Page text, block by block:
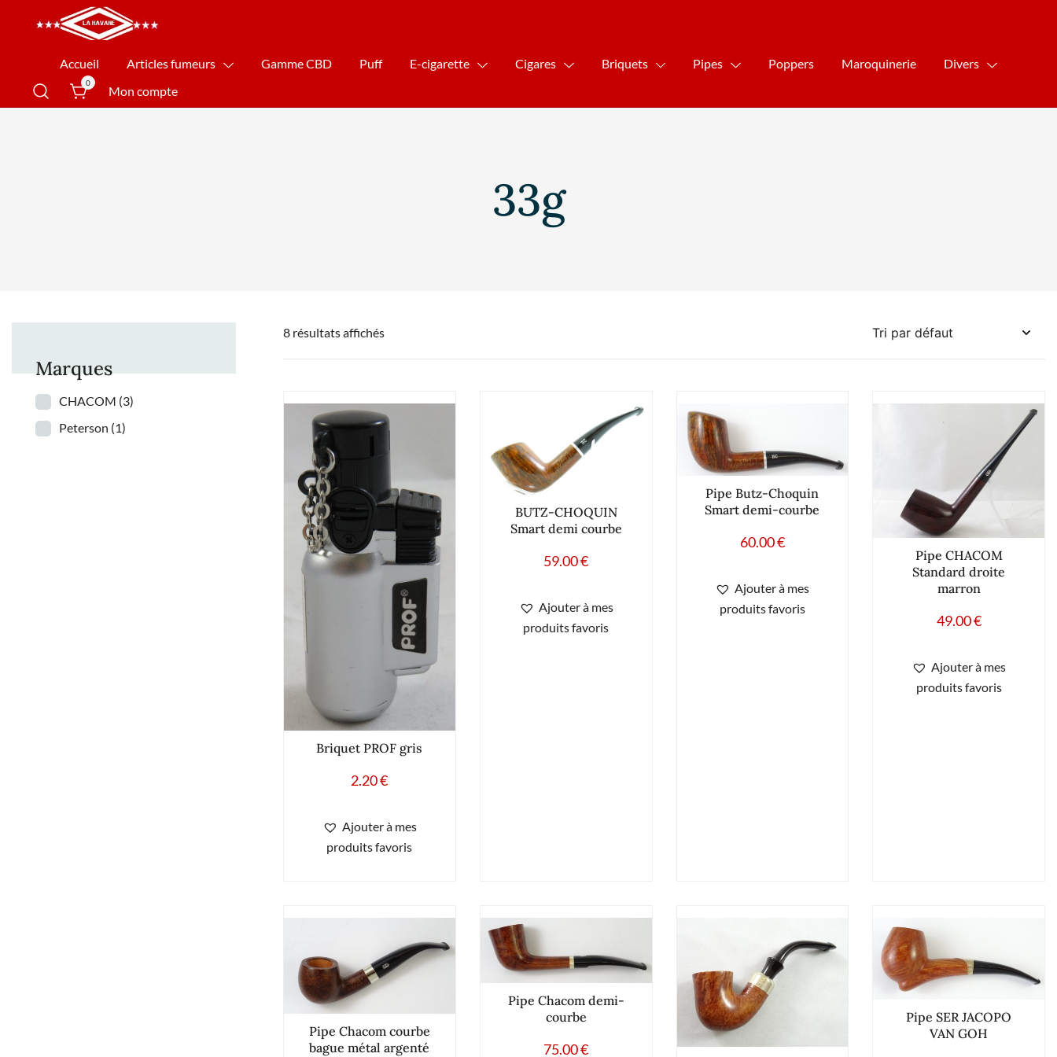
La Havane Nîmes
Accueil Articles fumeurs Gamme CBD Puff E-cigarette Cigares Briquets Pipes Poppers Maroquinerie Divers
0
Mon compte
33g
8 résultats affichés
Briquet PROF gris
2.20€
Ajouter à mes
produits favoris
BUTZ-CHOQUIN
Smart demi courbe
59.00€
Ajouter à mes
produits favoris
Pipe Butz-Choquin
Smart demi-courbe
60.00€
Ajouter à mes
produits favoris
Pipe CHACOM
Standard droite
marron
49.00€
Ajouter à mes
produits favoris
Pipe Chacom courbe
bague métal argenté
Pipe Chacom demi-
courbe
75.00€
Pipe SER JACOPO
VAN GOH
Marques
CHACOM (3)
Peterson (1)